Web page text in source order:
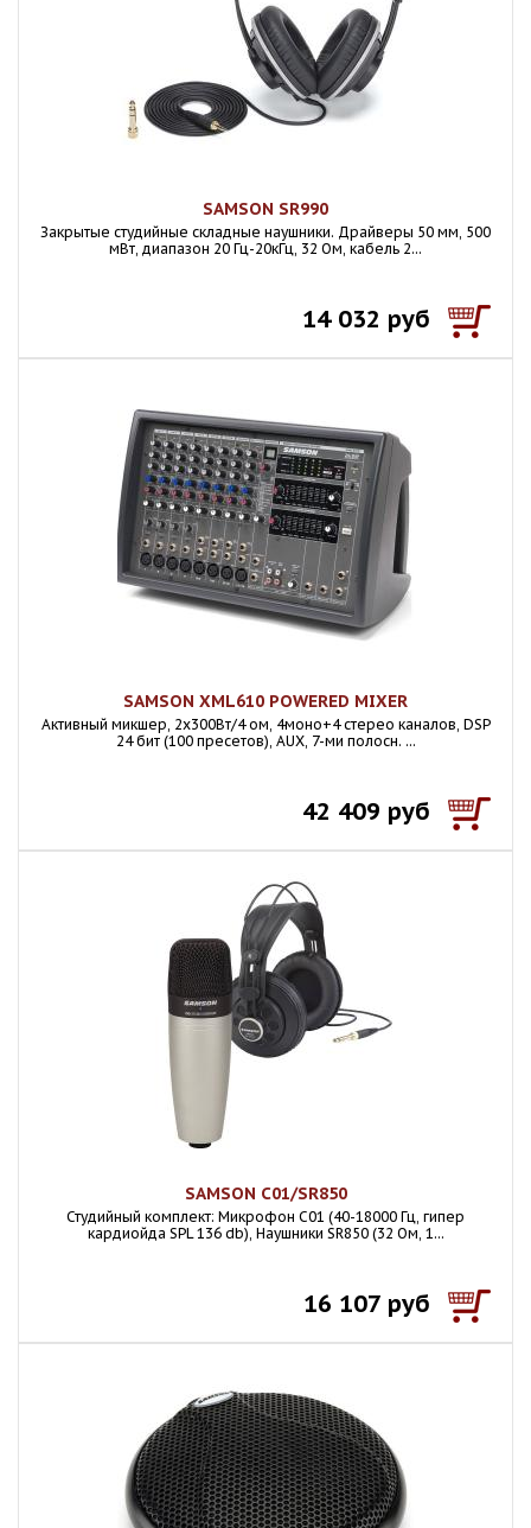
SAMSON SR990
Закрытые студийные складные наушники. Драйверы 50 мм, 500
мВт, диапазон 20 Гц-20кГц, 32 Ом, кабель 2...
14 032 руб
SAMSON XML610 POWERED MIXER
Активный микшер, 2х300Вт/4 ом, 4моно+4 стерео каналов, DSP
24 бит (100 пресетов), AUX, 7-ми полосн. ...
42 409 руб
SAMSON C01/SR850
Студийный комплект: Микрофон C01 (40-18000 Гц, гипер
кардиойда SPL 136 db), Наушники SR850 (32 Ом, 1...
16 107 руб